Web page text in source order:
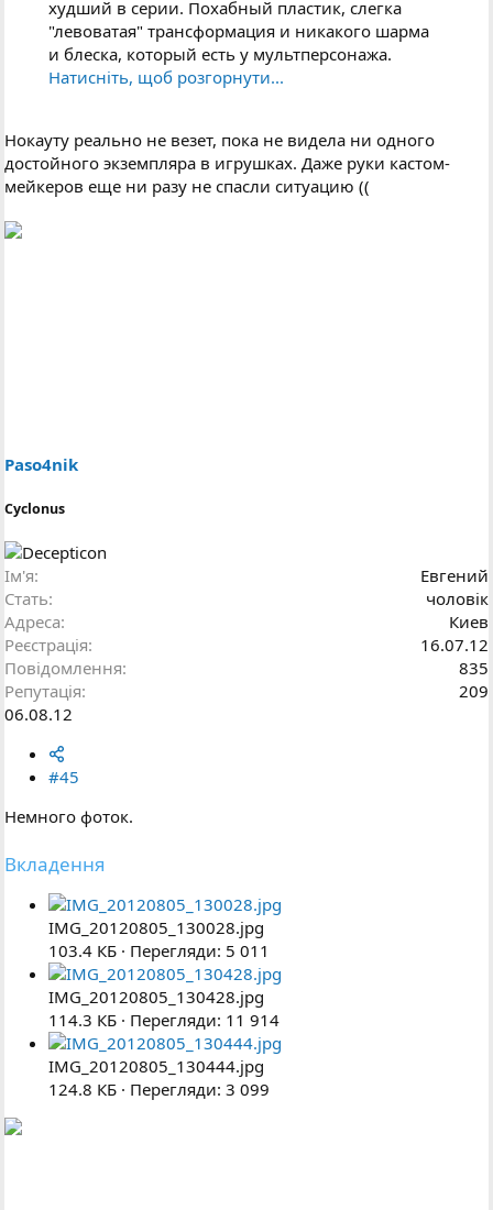
худший в серии. Похабный пластик, слегка
"левоватая" трансформация и никакого шарма
и блеска, который есть у мультперсонажа.
Натисніть, щоб розгорнути...
Нокауту реально не везет, пока не видела ни одного
достойного экземпляра в игрушках. Даже руки кастом-
мейкеров еще ни разу не спасли ситуацию ((
Paso4nik
Cyclonus
Ім'я
Евгений
Стать
чоловік
Адреса
Киев
Реєстрація
16.07.12
Повідомлення
835
Репутація
209
06.08.12
#45
Немного фоток.
Вкладення
IMG_20120805_130028.jpg
103.4 КБ · Перегляди: 5 011
IMG_20120805_130428.jpg
114.3 КБ · Перегляди: 11 914
IMG_20120805_130444.jpg
124.8 КБ · Перегляди: 3 099